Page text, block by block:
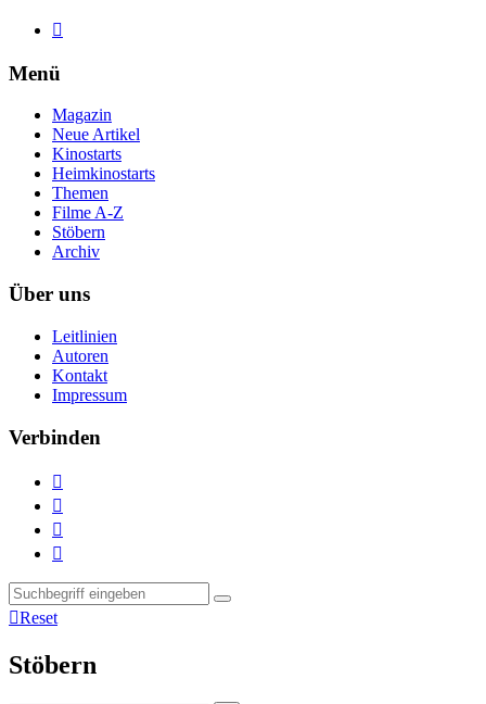

Menü
Magazin
Neue Artikel
Kinostarts
Heimkinostarts
Themen
Filme A-Z
Stöbern
Archiv
Über uns
Leitlinien
Autoren
Kontakt
Impressum
Verbinden




Reset
Stöbern